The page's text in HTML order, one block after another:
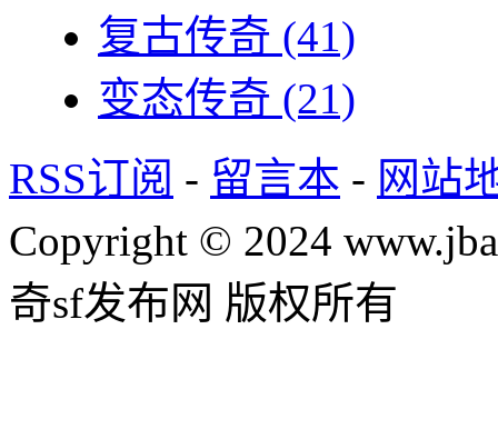
复古传奇 (41)
变态传奇 (21)
RSS订阅 - 留言本 - 网站
Copyright © 2024
奇sf发布网 版权所有